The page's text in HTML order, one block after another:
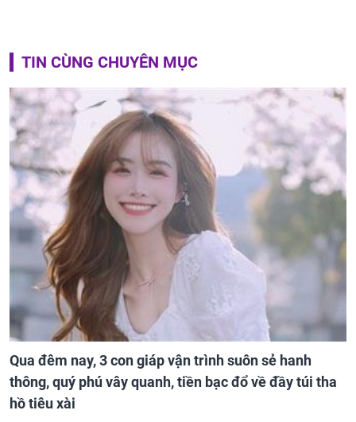
TIN CÙNG CHUYÊN MỤC
Qua đêm nay, 3 con giáp vận trình suôn sẻ hanh
thông, quý phú vây quanh, tiền bạc đổ về đầy túi tha
hồ tiêu xài